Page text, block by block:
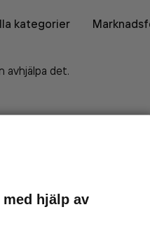
kategorier
avhjälpa det.
hjälp av